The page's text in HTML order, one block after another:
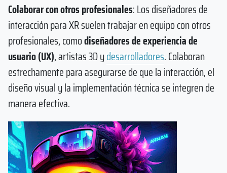
Colaborar con otros profesionales: Los diseñadores de
interacción para XR suelen trabajar en equipo con otros
profesionales, comodiseñadores de experiencia de
usuario (UX), artistas 3D ydesarrolladores. Colaboran
estrechamente para asegurarse de que la interacción, el
diseño visual y la implementación técnica se integren de
manera efectiva.